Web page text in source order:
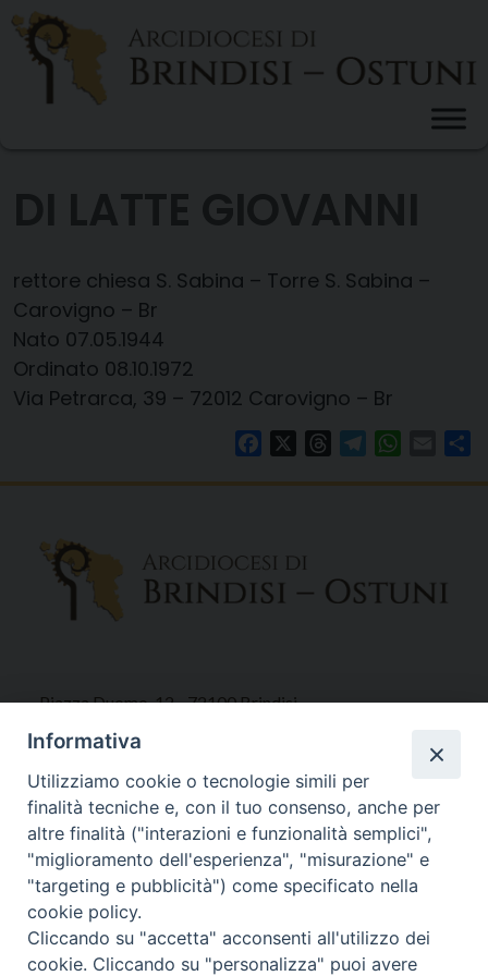
Skip
content
rettore chiesa S. Sabina – Torre S. Sabina –
Carovigno – Br
Nato 07.05.1944
Ordinato 08.10.1972
Via Petrarca, 39 – 72012 Carovigno – Br
FacebookThreadsTelegram Email
Piazza Duomo, 12 - 72100 Brindisi
Tel 0831.521958
Fax 0831.528315
Orari Curia
Mar. / Mer. / Giov. ore 9 - 13
nei mesi estivi solo Martedì ore 9 - 13
Informativa
Utilizziamo cookie o tecnologie simili per
finalità tecniche e, con il tuo consenso, anche per
altre finalità ("interazioni e funzionalità semplici",
"miglioramento dell'esperienza", "misurazione" e
"targeting e pubblicità") come specificato nella
cookie policy.
Cliccando su "accetta" acconsenti all'utilizzo dei
cookie. Cliccando su "personalizza" puoi avere